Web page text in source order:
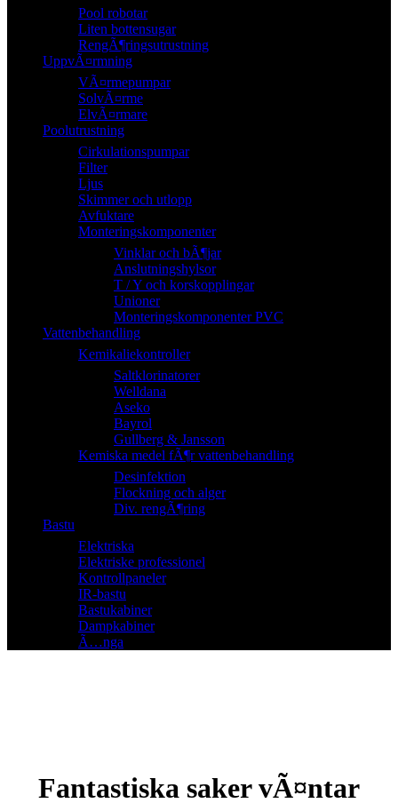
Pool robotar
Liten bottensugar
RengÃ¶ringsutrustning
UppvÃ¤rmning
VÃ¤rmepumpar
SolvÃ¤rme
ElvÃ¤rmare
Poolutrustning
Cirkulationspumpar
Filter
Ljus
Skimmer och utlopp
Avfuktare
Monteringskomponenter
Vinklar och bÃ¶jar
Anslutningshylsor
T / Y och korskopplingar
Unioner
Monteringskomponenter PVC
Vattenbehandling
Kemikaliekontroller
Saltklorinatorer
Welldana
Aseko
Bayrol
Gullberg & Jansson
Kemiska medel fÃ¶r vattenbehandling
Desinfektion
Flockning och alger
Div. rengÃ¶ring
Bastu
Elektriska
Elektriske professionel
Kontrollpaneler
IR-bastu
Bastukabiner
Dampkabiner
Ã…nga
Fantastiska saker vÃ¤ntar